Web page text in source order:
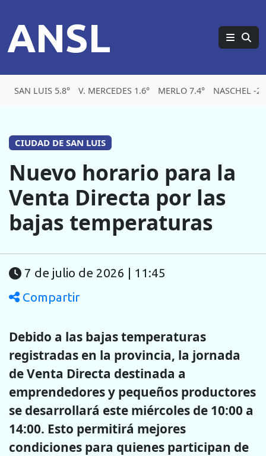
ANSL
SAN LUIS 5.8° V. MERCEDES 1.6° MERLO 7.4° NASCHEL -2°
CIUDAD DE SAN LUIS
Nuevo horario para la
Venta Directa por las
bajas temperaturas
7 de julio de 2026 | 11:45
Compartir
Debido a las bajas temperaturas
registradas en la provincia, la jornada
de Venta Directa destinada a
emprendedores y pequeños productores
se desarrollará este miércoles de 10:00 a
14:00. Esto permitirá mejores
condiciones para quienes participan de